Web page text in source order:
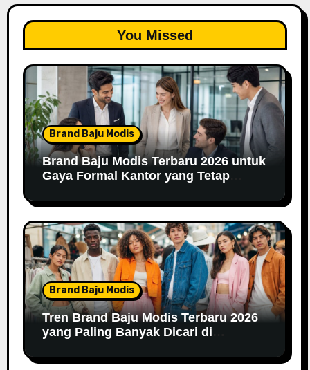
You Missed
Brand Baju Modis
Brand Baju Modis Terbaru 2026 untuk
Gaya Formal Kantor yang Tetap
Brand Baju Modis
Tren Brand Baju Modis Terbaru 2026
yang Paling Banyak Dicari di